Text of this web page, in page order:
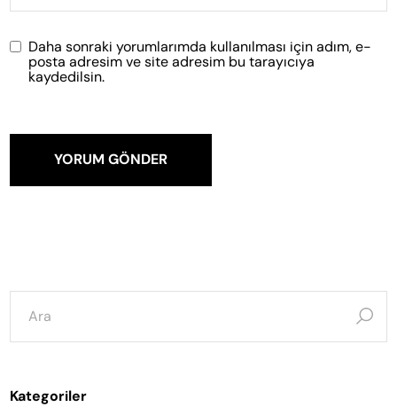
Daha sonraki yorumlarımda kullanılması için adım, e-
posta adresim ve site adresim bu tarayıcıya
kaydedilsin.
YORUM GÖNDER
şunun
için
ara:
Kategoriler